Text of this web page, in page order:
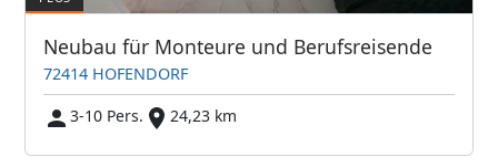
Neubau für Monteure und Berufsreisende
72414 HOFENDORF
3-10 Pers.
24,23 km